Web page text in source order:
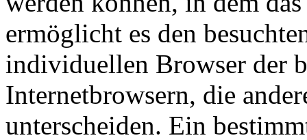
ermöglicht es den
individuellen Browser der
Internetbrowsern, die
unterscheiden. Ein